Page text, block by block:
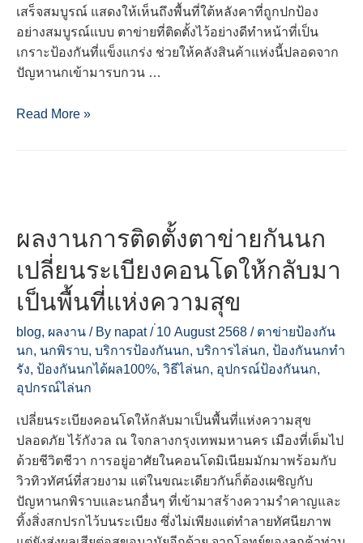
เสร็จสมบูรณ์ แสดงให้เห็นถึงพื้นที่ใต้หลังคาที่ถูกปกป้อง
อย่างสมบูรณ์แบบ ตาข่ายที่ติดตั้งไว้อย่างดีทำหน้าที่เป็น
เกราะป้องกันที่แข็งแกร่ง ช่วยให้คลังสินค้าแห่งนี้ปลอดจาก
ปัญหานกเข้ามารบกวน …
ผล
นก
ปกป้อง
พื้นที่
คลัง
Read More »
ผลงานการติดตั้งตาข่ายกันนก
เปลี่ยนระเบียงคอนโดให้กลับมา
เป็นพื้นที่แห่งความสุข
blog, ผลงาน / By napat / ่10 August 2568 / ตาข่ายป้องกัน
นก, นกพิราบ, บริการป้องกันนก, บริการไล่นก, ป้องกันนกทำ
รัง, ป้องกันนกได้ผล100%, วิธีไล่นก, อุปกรณ์ป้องกันนก,
อุปกรณ์ไล่นก
เปลี่ยนระเบียงคอนโดให้กลับมาเป็นพื้นที่แห่งความสุข
ปลอดภัย ไร้กังวล ณ ใจกลางกรุงเทพมหานคร เมืองที่เต็มไป
ด้วยชีวิตชีวา การอยู่อาศัยในคอนโดมิเนียมมักมาพร้อมกับ
วิวทิวทัศน์ที่สวยงาม แต่ในขณะเดียวกันก็ต้องเผชิญกับ
ปัญหานกพิราบและนกอื่นๆ ที่เข้ามาสร้างความรำคาญและ
ทิ้งสิ่งสกปรกไว้บนระเบียง ซึ่งไม่เพียงแต่ทำลายทัศนียภาพ